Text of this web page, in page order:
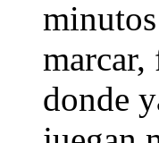
donde